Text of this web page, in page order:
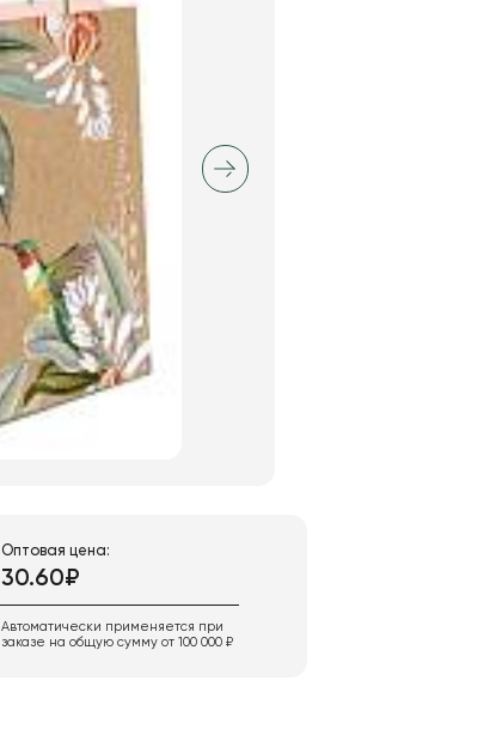
Оптовая цена:
30.60₽
Автоматически применяется при
заказе на общую сумму от 100 000 ₽